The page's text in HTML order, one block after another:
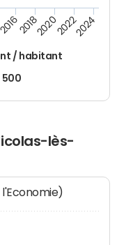
/ habitant
500
20162018202020222024
lès-
l'Economie)